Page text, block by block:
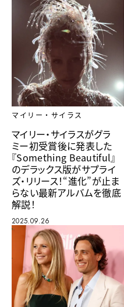
マイリー・サイラス
マイリー・サイラスがグラ
ミー初受賞後に発表した
『Something Beautiful』
のデラックス版がサプライ
ズ・リリース！“進化”が止ま
らない最新アルバムを徹底
解説！
2025.09.26